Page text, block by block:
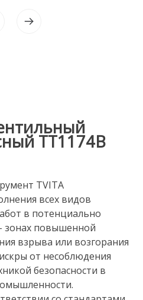
TT1174B
TVITA
всех видов
в потенциально
зонах повышенной
взрыва или возгорания
от несоблюдения
безопасности в